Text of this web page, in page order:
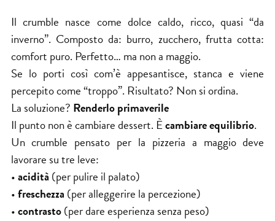
Il crumble nasce come dolce caldo, ricco, quasi “da
inverno”. Composto da: burro, zucchero, frutta cotta:
comfort puro. Perfetto… ma non a maggio.
Se lo porti così com’è appesantisce, stanca e viene
percepito come “troppo”. Risultato? Non si ordina.
La soluzione? Renderlo primaverile
Il punto non è cambiare dessert. Ècambiare equilibrio.
Un crumble pensato per la pizzeria a maggio deve
lavorare su tre leve:
•acidità (per pulire il palato)
•freschezza (per alleggerire la percezione)
•contrasto(per dare esperienza senza peso)